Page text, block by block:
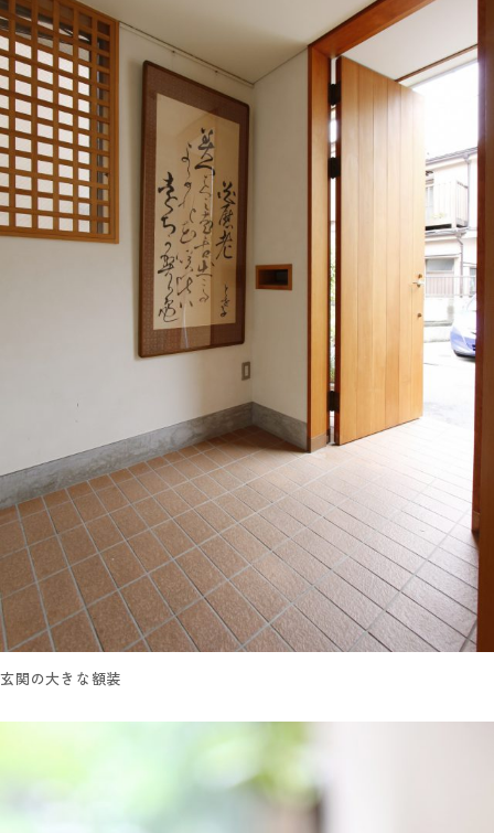
玄関の大きな額装